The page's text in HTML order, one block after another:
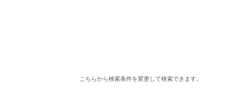
こちらから検索条件を変更して検索できます。